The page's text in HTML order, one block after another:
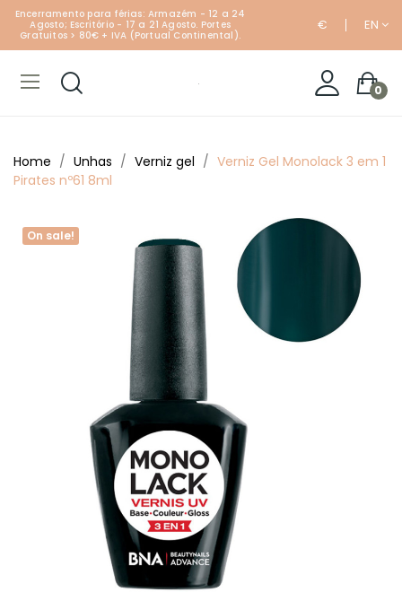
Encerramento para férias: Armazém - 12 a 24
Agosto; Escritório - 17 a 21 Agosto. Portes
Gratuitos > 80€ + IVA (Portual Continental).
€ EN
0
Home Unhas Verniz gel
Verniz Gel Monolack 3 em 1
Pirates nº61 8ml
On sale!